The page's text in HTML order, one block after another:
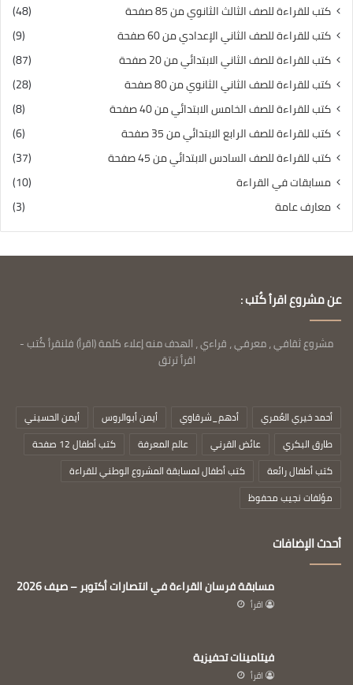
كتب للقراءة للصف الثالث الثانوي من 85 صفحة
(48)
كتب للقراءة للصف الثاني الإعدادي من 60 صفحة
(9)
كتب للقراءة للصف الثاني الابتدائي من 20 صفحة
(87)
كتب للقراءة للصف الثاني الثانوي من 80 صفحة
(28)
كتب للقراءة للصف الخامس الابتدائي من 40 صفحة
(8)
كتب للقراءة للصف الرابع الابتدائي من 35 صفحة
(6)
كتب للقراءة للصف السادس الابتدائي من 45 صفحة
(37)
مسابقات في القراءة
(10)
معارف عامة
(3)
عن مشروع اقرأ كُتب :
مشروع ثقافي ، معرفي ، قراءي ، الهدف منه إعلاء كلمة (اقرأ) فلنقرأ كُتب -
اقرأ ترتق
أحمد خيري العُمري أدهم_شرقاوي أيمن أبوالروس
أيمن الحسيني
طارق البكري
عائض القرني عالم المعرفة
كتب أطفال 12 صفحة
كتب أطفال رائعة
كتب أطفال لمسابقة المشروع الوطني للقراءة
مؤلفات نجيب محفوظ
أحدث الإضافات
مسابقة فرسان القراءة في انتصارات أكتوبر – صيف 2026
اقرأ
فيتامينات تحفيزية
اقرأ